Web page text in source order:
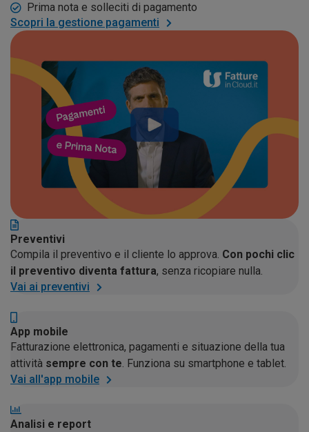
Prima nota e solleciti di pagamento
Scopri la gestione pagamenti
Preventivi
Compila il preventivo e il cliente lo approva. Con pochi clic
il preventivo diventa fattura, senza ricopiare nulla.
Vai ai preventivi
App mobile
Fatturazione elettronica, pagamenti e situazione della tua
attività sempre con te. Funziona su smartphone e tablet.
Vai all'app mobile
Analisi e report